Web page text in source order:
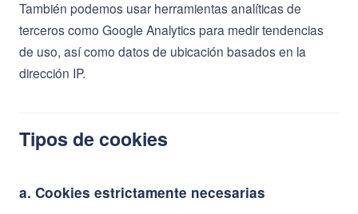
También podemos usar herramientas analíticas de
terceros como Google Analytics para medir tendencias
de uso, así como datos de ubicación basados en la
dirección IP.
Tipos de cookies
a. Cookies estrictamente necesarias